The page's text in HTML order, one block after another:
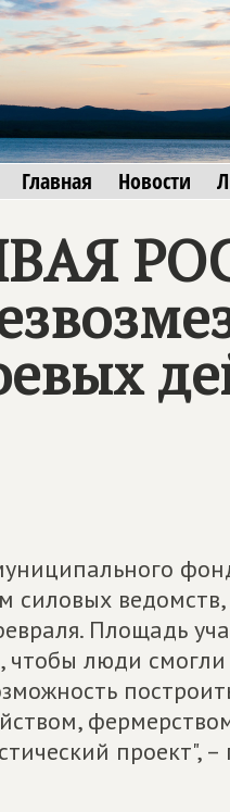
Главная Новости
Площадь
люди смогли
проект",